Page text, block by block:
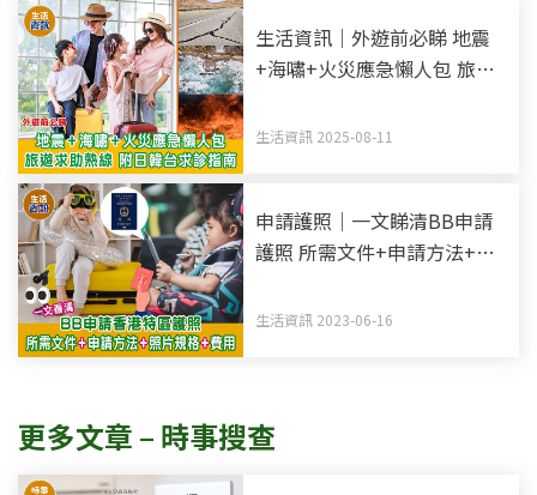
生活資訊｜外遊前必睇 地震
+海嘯+火災應急懶人包 旅遊
生活資訊 2025-08-11
申請護照｜一文睇清BB申請
護照 所需文件+申請方法+照
生活資訊 2023-06-16
更多文章 – 時事搜查